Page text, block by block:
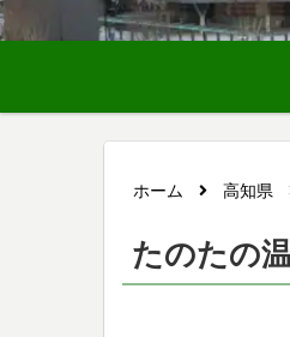
ホーム 高知県
たのたの